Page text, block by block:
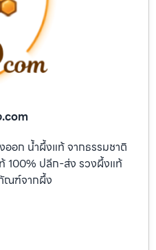
อก น้ำผึ้งแท้ จากธรรมชาติ
100% ปลีก-ส่ง รวงผึ้งแท้
ณฑ์จากผึ้ง